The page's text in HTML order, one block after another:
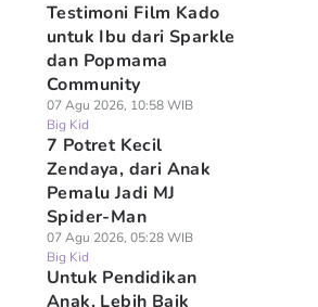
Testimoni Film Kado
untuk Ibu dari Sparkle
dan Popmama
Community
07 Agu 2026, 10:58 WIB
Big Kid
7 Potret Kecil
Zendaya, dari Anak
Pemalu Jadi MJ
Spider-Man
07 Agu 2026, 05:28 WIB
Big Kid
Untuk Pendidikan
Anak, Lebih Baik